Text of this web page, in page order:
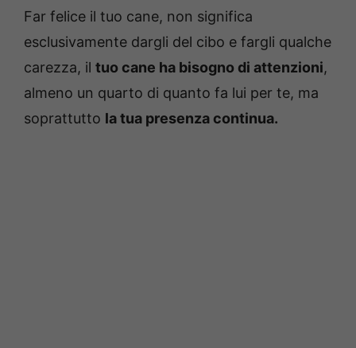
Far felice il tuo cane, non significa
esclusivamente dargli del cibo e fargli qualche
carezza, il tuo cane ha bisogno di attenzioni,
almeno un quarto di quanto fa lui per te, ma
soprattutto la tua presenza continua.